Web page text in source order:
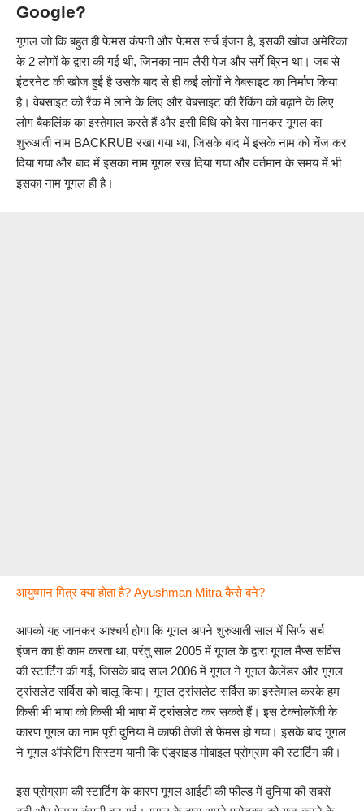
Google?
गूगल जो कि बहुत ही फेमस कंपनी और फेमस सर्च इंजन है, इसकी खोज अमेरिका
के 2 लोगों के द्वारा की गई थी, जिनका नाम लैरी पेज और सर्गे ब्रिन था। जब से
इंटरनेट की खोज हुई है उसके बाद से ही कई लोगों ने वेबसाइट का निर्माण किया
है। वेबसाइट को रैंक में लाने के लिए और वेबसाइट की रैंकिंग को बढ़ाने के लिए
लोग बैकलिंक का इस्तेमाल करते हैं और इसी विधि को बेस मानकर गूगल का
शुरुआती नाम BACKRUB रखा गया था, जिसके बाद में इसके नाम को चेंज कर
दिया गया और बाद में इसका नाम गूगल रख दिया गया और वर्तमान के समय में भी
इसका नाम गूगल ही है।
आयुष्मान मित्र क्या होता है? Ayushman Mitra कैसे बने?
आपको यह जानकर आश्चर्य होगा कि गूगल अपने शुरुआती साल में सिर्फ सर्च
इंजन का ही काम करता था, परंतु साल 2005 में गूगल के द्वारा गूगल मैप्स सर्विस
की स्टार्टिंग की गई, जिसके बाद साल 2006 में गूगल ने गूगल कैलेंडर और गूगल
ट्रांसलेट सर्विस को चालू किया। गूगल ट्रांसलेट सर्विस का इस्तेमाल करके हम
किसी भी भाषा को किसी भी भाषा में ट्रांसलेट कर सकते हैं। इस टेक्नोलॉजी के
कारण गूगल का नाम पूरी दुनिया में काफी तेजी से फेमस हो गया। इसके बाद गूगल
ने गूगल ऑपरेटिंग सिस्टम यानी कि एंड्राइड मोबाइल प्रोग्राम की स्टार्टिंग की।
इस प्रोग्राम की स्टार्टिंग के कारण गूगल आईटी की फील्ड में दुनिया की सबसे